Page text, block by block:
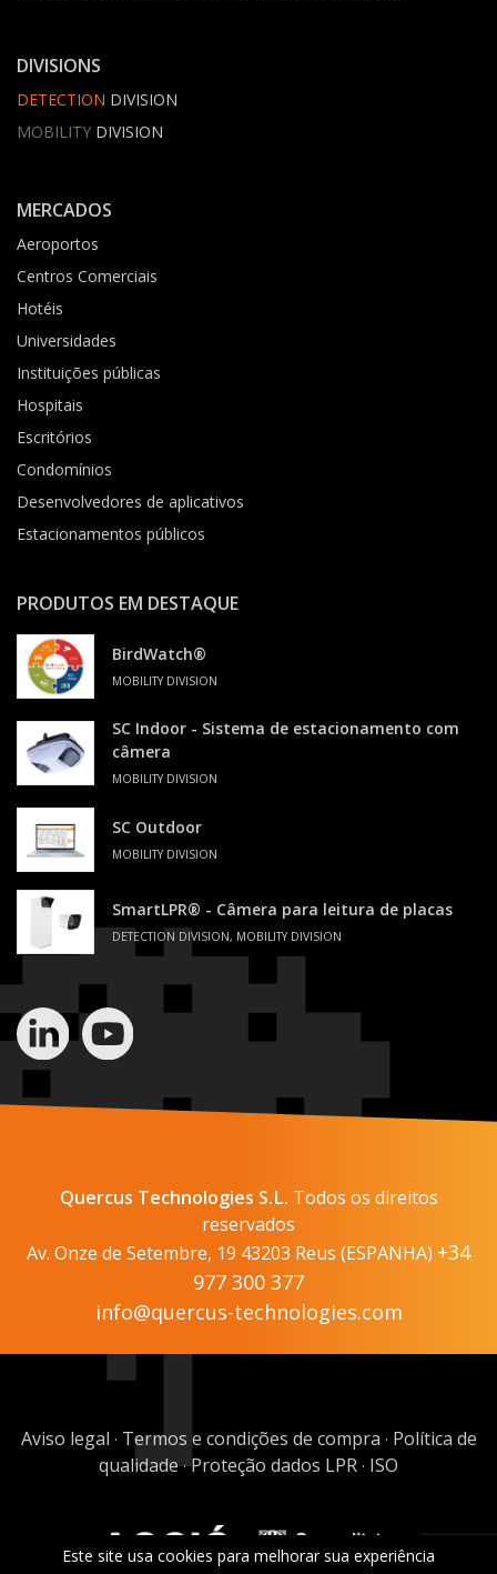
DIVISIONS
DETECTION DIVISION
MOBILITY DIVISION
MERCADOS
Aeroportos
Centros Comerciais
Hotéis
Universidades
Instituições públicas
Hospitais
Escritórios
Condomínios
Desenvolvedores de aplicativos
Estacionamentos públicos
PRODUTOS EM DESTAQUE
BirdWatch®
MOBILITY DIVISION
SC Indoor - Sistema de estacionamento com
câmera
MOBILITY DIVISION
SC Outdoor
MOBILITY DIVISION
SmartLPR® - Câmera para leitura de placas
DETECTION DIVISION, MOBILITY DIVISION
Quercus Technologies S.L. Todos os direitos
reservados
Av. Onze de Setembre, 19 43203 Reus (ESPANHA) +34
977 300 377
info@quercus-technologies.com
Aviso legal · Termos e condições de compra · Política de
qualidade·Proteção dados LPR · ISO
Este site usa cookies para melhorar sua experiência